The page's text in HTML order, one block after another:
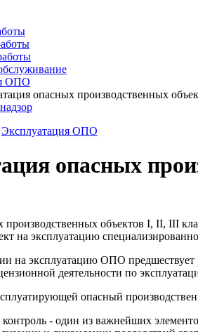
ОПО
опасных производственных
Эксплуатация ОПО
опасных
объектов I, II, III
на эксплуатацию
на эксплуатацию ОПО предшествует
деятельности по
опасный
- один из важнейших